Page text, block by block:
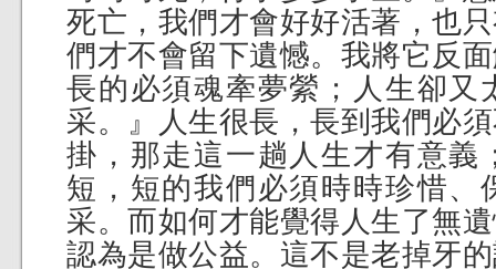
死亡，我們才會好好活著，也
們才不會留下遺憾。我將它反
長的必須魂牽夢縈；人生卻又
采。』人生很長，長到我們必
掛，那走這一趟人生才有意義
短，短的我們必須時時珍惜、
采。而如何才能覺得人生了無
認為是做公益。這不是老掉牙